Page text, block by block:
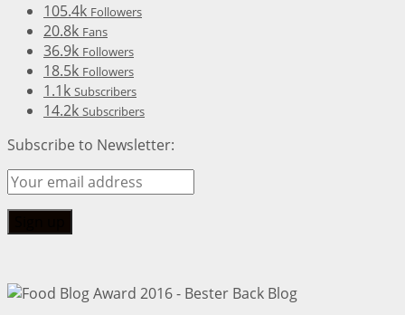
105.4k Followers
20.8k Fans
36.9k Followers
18.5k Followers
1.1k Subscribers
14.2k Subscribers
Subscribe to Newsletter: